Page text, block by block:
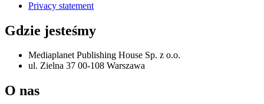
Privacy statement
Gdzie jesteśmy
Mediaplanet Publishing House Sp. z o.o.
ul. Zielna 37 00-108 Warszawa
O nas